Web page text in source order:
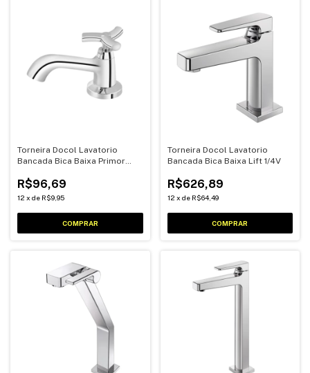
Torneira Docol Lavatorio
Bancada Bica Baixa Primor
R$96,69
12 x de R$9,95
Torneira Docol Lavatorio
Bancada Bica Baixa Lift 1/4V
R$626,89
12 x de R$64,49